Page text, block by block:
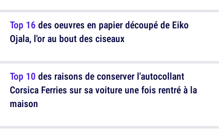
Top 10 des raisons de conserver l'autocollant
Corsica Ferries sur sa voiture une fois rentré à la
maison
Top 16 des oeuvres en papier découpé de Eiko
Ojala, l'or au bout des ciseaux